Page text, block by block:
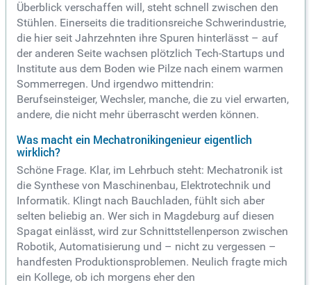
Überblick verschaffen will, steht schnell zwischen den
Stühlen. Einerseits die traditionsreiche Schwerindustrie,
die hier seit Jahrzehnten ihre Spuren hinterlässt – auf
der anderen Seite wachsen plötzlich Tech-Startups und
Institute aus dem Boden wie Pilze nach einem warmen
Sommerregen. Und irgendwo mittendrin:
Berufseinsteiger, Wechsler, manche, die zu viel erwarten,
andere, die nicht mehr überrascht werden können.
Was macht ein Mechatronikingenieur eigentlich
wirklich?
Schöne Frage. Klar, im Lehrbuch steht: Mechatronik ist
die Synthese von Maschinenbau, Elektrotechnik und
Informatik. Klingt nach Bauchladen, fühlt sich aber
selten beliebig an. Wer sich in Magdeburg auf diesen
Spagat einlässt, wird zur Schnittstellenperson zwischen
Robotik, Automatisierung und – nicht zu vergessen –
handfesten Produktionsproblemen. Neulich fragte mich
ein Kollege, ob ich morgens eher den